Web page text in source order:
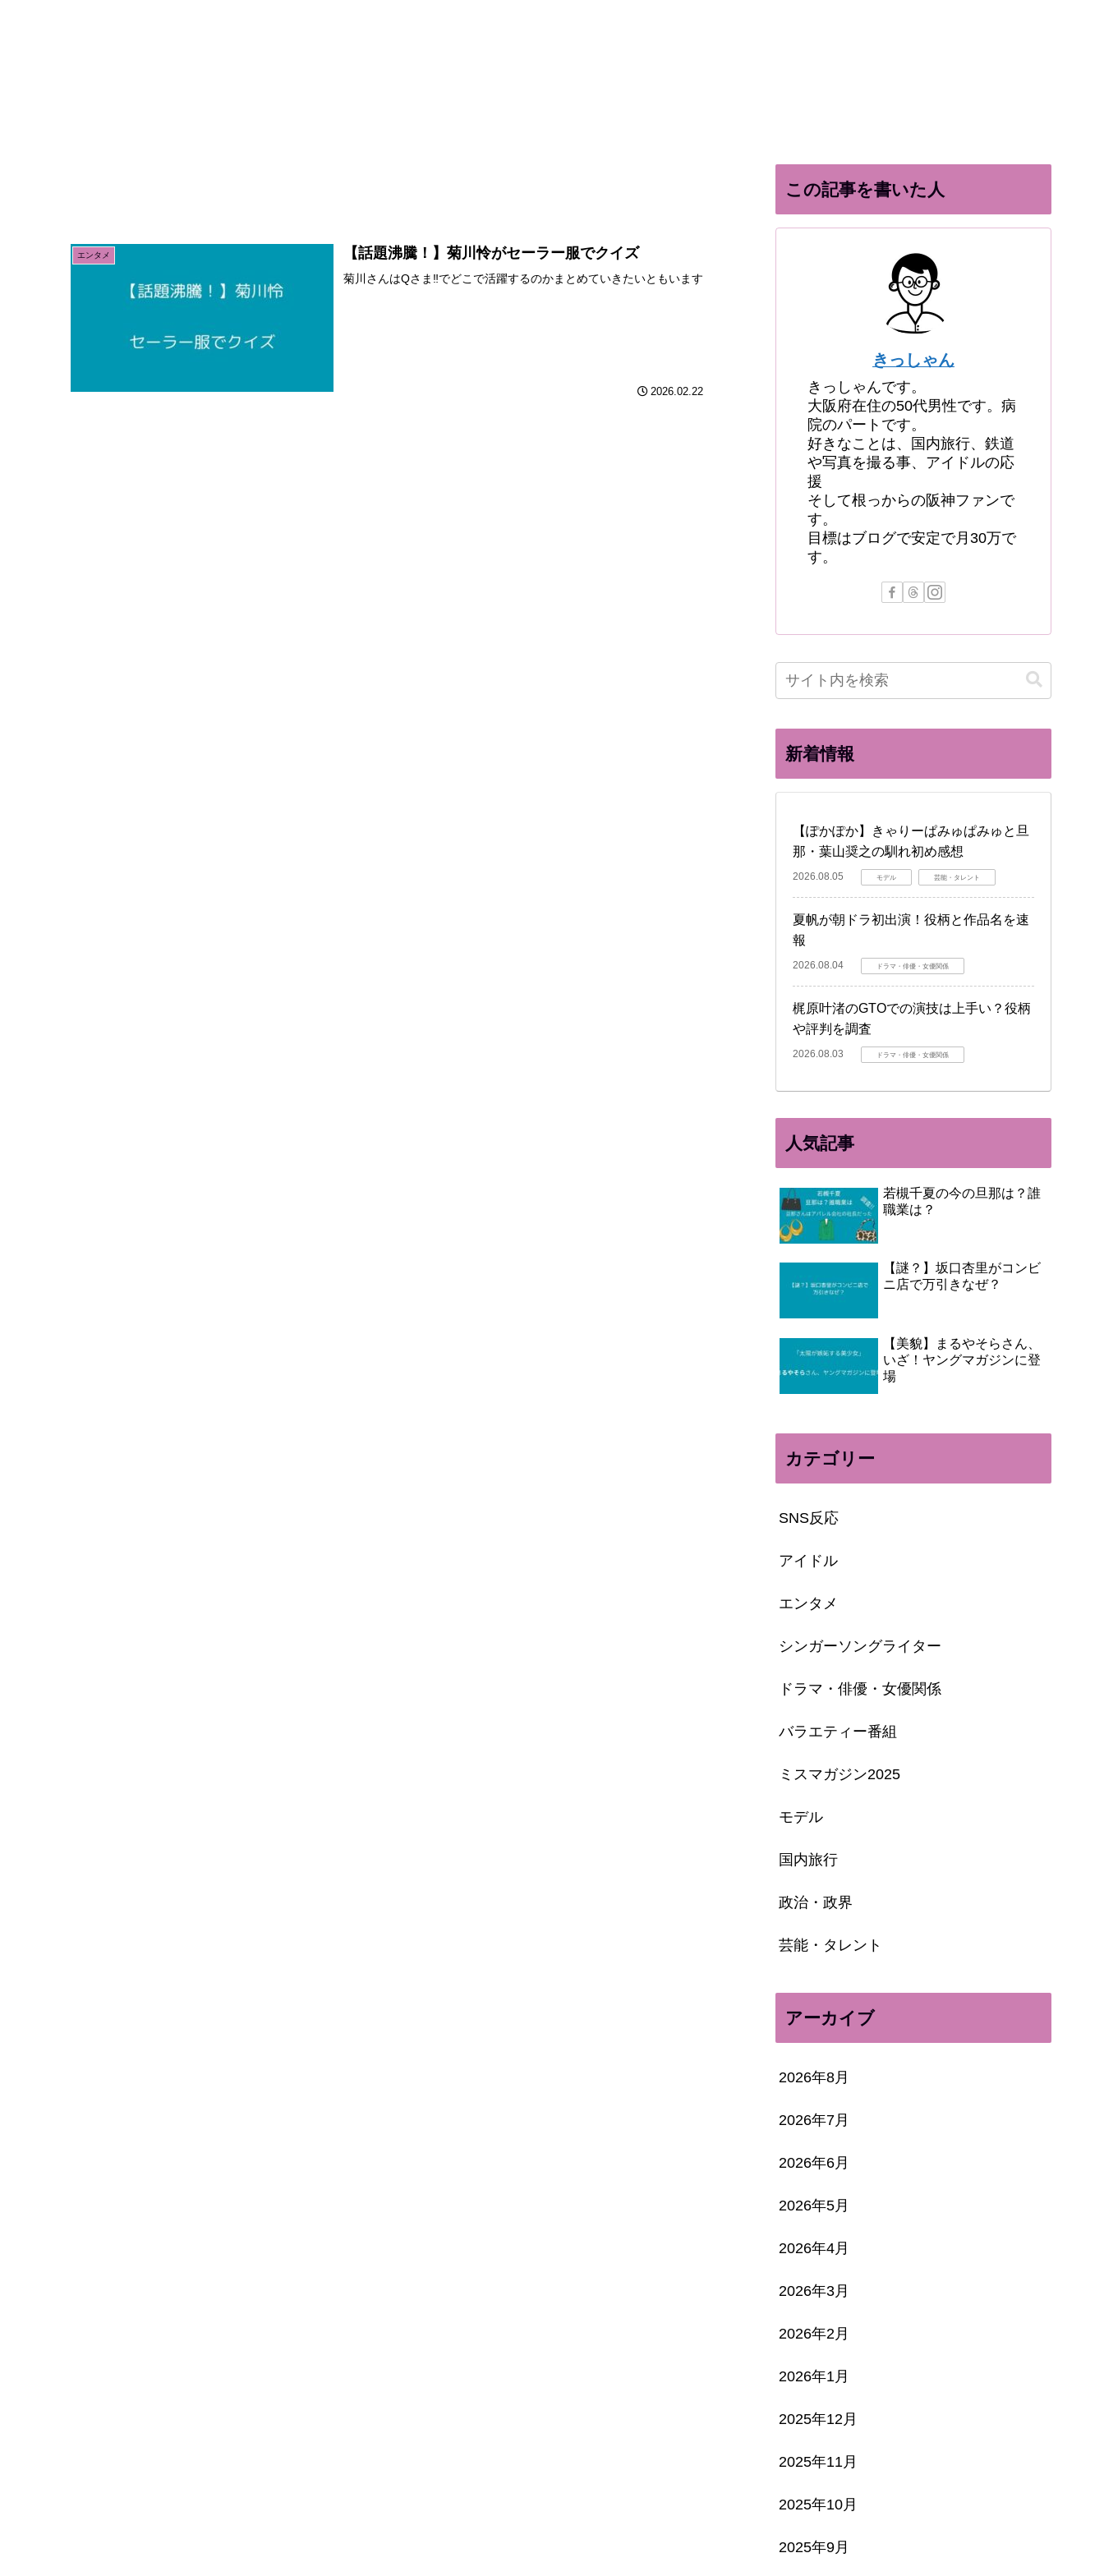
エンタメ 【話題沸騰！】菊川怜がセーラー服でクイズ
菊川さんはQさま‼でどこで活躍するのかまとめていきたいともいます
2026.02.22
この記事を書いた人
きっしゃん
きっしゃんです。
大阪府在住の50代男性です。病
院のパートです。
好きなことは、国内旅行、鉄道
や写真を撮る事、アイドルの応
援
そして根っからの阪神ファンで
す。
目標はブログで安定で月30万で
す。
新着情報
【ぽかぽか】きゃりーぱみゅぱみゅと旦
那・葉山奨之の馴れ初め感想
2026.08.05 モデル 芸能・タレント
夏帆が朝ドラ初出演！役柄と作品名を速
報
2026.08.04 ドラマ・俳優・女優関係
梶原叶渚のGTOでの演技は上手い？役柄
や評判を調査
2026.08.03 ドラマ・俳優・女優関係
人気記事
若槻千夏の今の旦那は？誰
職業は？
【謎？】坂口杏里がコンビ
ニ店で万引きなぜ？
【美貌】まるやそらさん、
いざ！ヤングマガジンに登
場
カテゴリー
SNS反応
アイドル
エンタメ
シンガーソングライター
ドラマ・俳優・女優関係
バラエティー番組
ミスマガジン2025
モデル
国内旅行
政治・政界
芸能・タレント
アーカイブ
2026年8月
2026年7月
2026年6月
2026年5月
2026年4月
2026年3月
2026年2月
2026年1月
2025年12月
2025年11月
2025年10月
2025年9月